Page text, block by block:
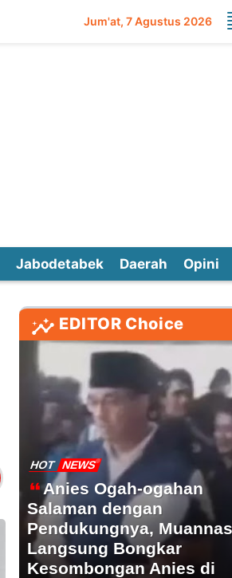
Jum'at 7 Agustus 2026
Jabodetabek Daerah Opini
EDITOR Choice
HOT NEWS
Anies Ogah-ogahan
Salaman dengan
Pendukungnya, Muannas
Langsung Bongkar
Kesombongan Anies di